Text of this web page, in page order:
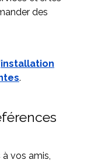
des
installation
.
vos amis,